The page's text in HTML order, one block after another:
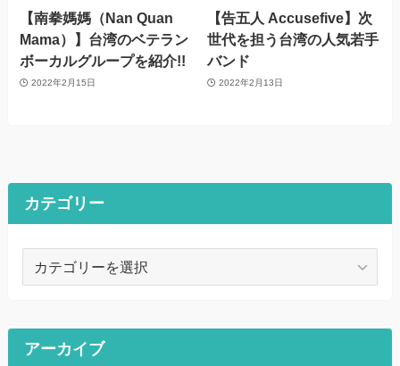
【南拳媽媽（Nan Quan
Mama）】台湾のベテラン
ボーカルグループを紹介!!
2022年2月15日
【告五人 Accusefive】次
世代を担う台湾の人気若手
バンド
2022年2月13日
カテゴリー
リ
ー
アーカイブ